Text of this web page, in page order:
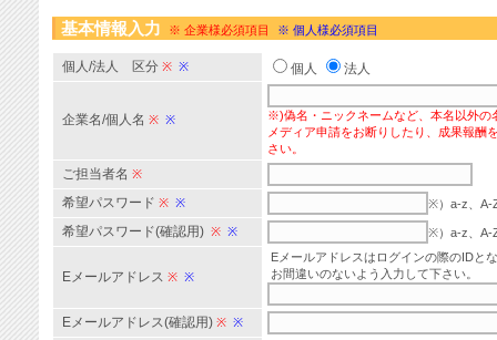
基本情報入力 ※ 企業様必須項目 ※ 個人様必須項目
個人/法人 区分 ※ ※ 個人 法人
企業名/個人名 ※ ※
※)偽名・ニックネームなど、本名以外の
メディア申請をお断りしたり、成果報酬
さい。
ご担当者名 ※
希望パスワード ※ ※ ※）a-z、A-
希望パスワード(確認用) ※ ※ ※）a-z、A-
Eメールアドレス ※ ※
Eメールアドレスはログインの際のIDと
お間違いのないよう入力して下さい。
Eメールアドレス(確認用) ※ ※